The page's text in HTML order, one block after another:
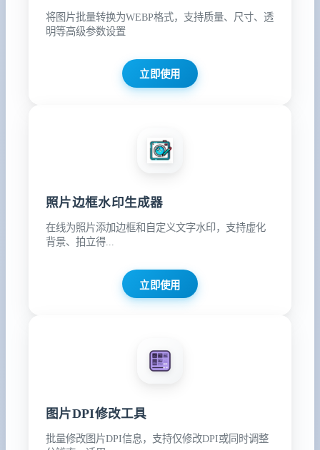
将图片批量转换为WEBP格式，支持质量、尺寸、透
明等高级参数设置
立即使用
照片边框水印生成器
在线为照片添加边框和自定义文字水印，支持虚化
背景、拍立得...
立即使用
图片DPI修改工具
批量修改图片DPI信息，支持仅修改DPI或同时调整